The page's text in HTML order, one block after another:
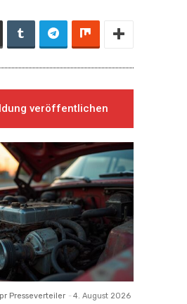
veröffentlichen
Presseverteiler - 4. August 2026